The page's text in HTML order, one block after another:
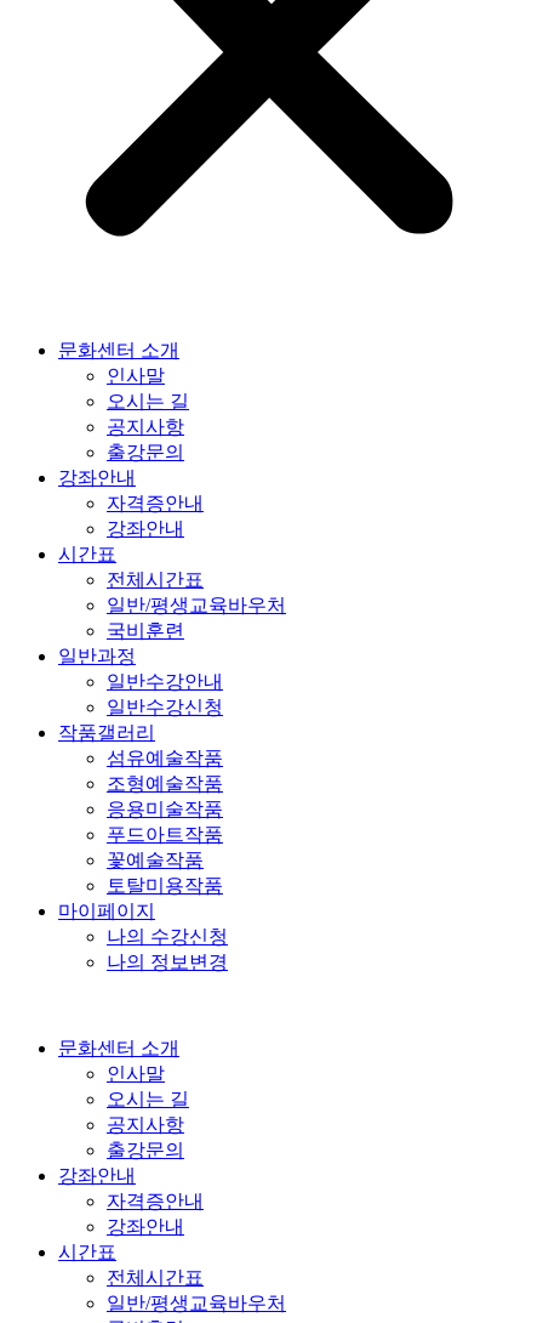
문화센터 소개
인사말
오시는 길
공지사항
출강문의
강좌안내
자격증안내
강좌안내
시간표
전체시간표
일반/평생교육바우처
국비훈련
일반과정
일반수강안내
일반수강신청
작품갤러리
섬유예술작품
조형예술작품
응용미술작품
푸드아트작품
꽃예술작품
토탈미용작품
마이페이지
나의 수강신청
나의 정보변경
문화센터 소개
인사말
오시는 길
공지사항
출강문의
강좌안내
자격증안내
강좌안내
시간표
전체시간표
일반/평생교육바우처